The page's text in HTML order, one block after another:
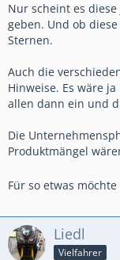
Nur scheint es
geben. Und ob
Sternen.
Auch die
Hinweise. Es wäre
allen dann ein und
Die
Produktmängel
Für so etwas
Liedl
Vielfahrer